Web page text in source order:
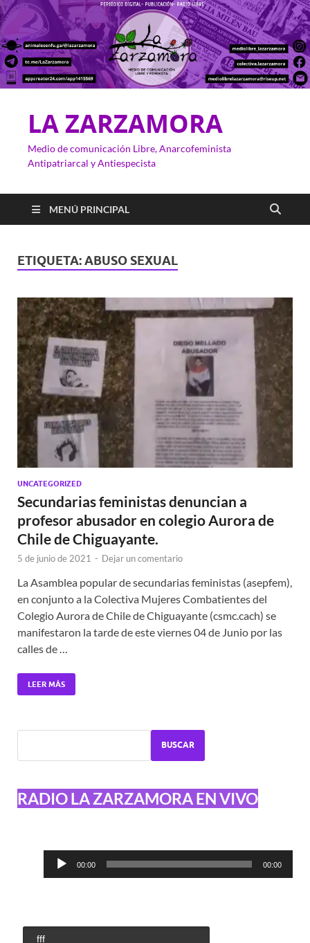
LA ZARZAMORA
Medio de comunicación Libre, Anarcofeminista
Antipatriarcal y Antiespecista
MENÚ PRINCIPAL
ETIQUETA:ABUSO SEXUAL
UNCATEGORIZED
Secundarias feministas denuncian a
profesor abusador en colegio Aurora de
Chile de Chiguayante.
5 de junio de 2021 - Dejar un comentario
La Asamblea popular de secundarias feministas (asepfem),
en conjunto a la Colectiva Mujeres Combatientes del
Colegio Aurora de Chile de Chiguayante (csmc.cach) se
manifestaron la tarde de este viernes 04 de Junio por las
calles de …
LEER MÁS
BUSCAR
RADIO LA ZARZAMORA EN VIVO
Reproductor
00:00 00:00